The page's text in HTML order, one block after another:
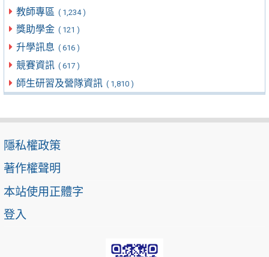
教師專區 ( 1,234 )
獎助學金 ( 121 )
升學訊息 ( 616 )
競賽資訊 ( 617 )
師生研習及營隊資訊 ( 1,810 )
隱私權政策
著作權聲明
本站使用正體字
登入